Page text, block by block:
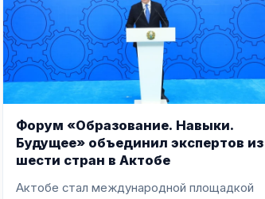
Форум «Образование. Навыки.
Будущее» объединил экспертов из
шести стран в Актобе
Актобе стал международной площадкой